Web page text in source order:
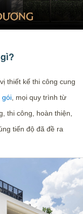
thiết kế thi công cung
gói, mọi quy trình từ
thi công, hoàn thiện,
tiến độ đã đề ra